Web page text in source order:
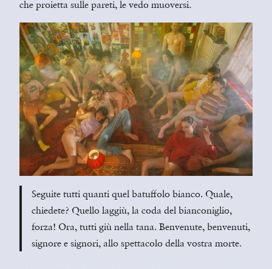
che proietta sulle pareti, le vedo muoversi.
Seguite tutti quanti quel batuffolo bianco. Quale,
chiedete? Quello laggiù, la coda del bianconiglio,
forza! Ora, tutti giù nella tana. Benvenute, benvenuti,
signore e signori, allo spettacolo della vostra morte.